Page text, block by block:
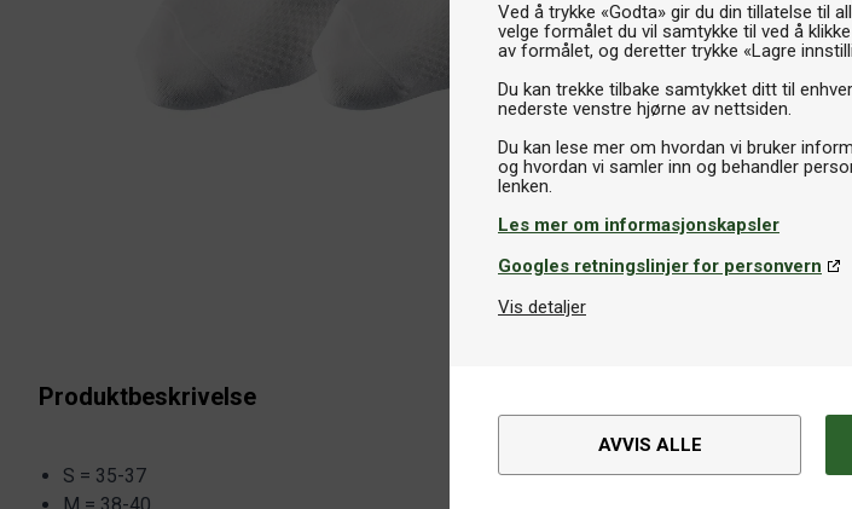
Ved å trykke «Godta» gir du din tillatelse til
velge formålet du vil samtykke til ved å
av formålet, og deretter trykke «Lagre
Du kan trekke tilbake samtykket ditt til
nederste venstre hjørne av nettsiden.
Du kan lese mer om hvordan vi bruker
og hvordan vi samler inn og behandler
Les mer om informasjonskapsler
Googles retningslinjer for personvern
Vis detaljer
AVVIS ALLE
Produktbeskrivelse
S = 35-37